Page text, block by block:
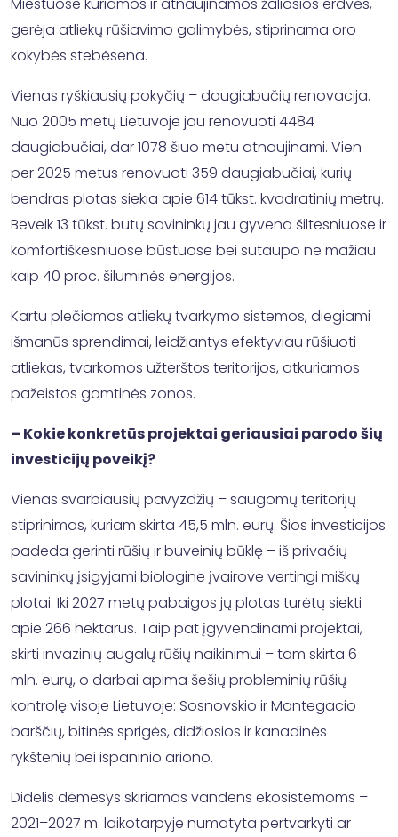
gerėja atliekų rūšiavimo galimybės, stiprinama oro
kokybės stebėsena.
Vienas ryškiausių pokyčių – daugiabučių renovacija.
Nuo 2005 metų Lietuvoje jau renovuoti 4484
daugiabučiai, dar 1078 šiuo metu atnaujinami. Vien
per 2025 metus renovuoti 359 daugiabučiai, kurių
bendras plotas siekia apie 614 tūkst. kvadratinių metrų.
Beveik 13 tūkst. butų savininkų jau gyvena šiltesniuose ir
komfortiškesniuose būstuose bei sutaupo ne mažiau
kaip 40 proc. šiluminės energijos.
Kartu plečiamos atliekų tvarkymo sistemos, diegiami
išmanūs sprendimai, leidžiantys efektyviau rūšiuoti
atliekas, tvarkomos užterštos teritorijos, atkuriamos
pažeistos gamtinės zonos.
– Kokie konkretūs projektai geriausiai parodo šių
investicijų poveikį?
Vienas svarbiausių pavyzdžių – saugomų teritorijų
stiprinimas, kuriam skirta 45,5 mln. eurų. Šios investicijos
padeda gerinti rūšių ir buveinių būklę – iš privačių
savininkų įsigyjami biologine įvairove vertingi miškų
plotai. Iki 2027 metų pabaigos jų plotas turėtų siekti
apie 266 hektarus. Taip pat įgyvendinami projektai,
skirti invazinių augalų rūšių naikinimui – tam skirta 6
mln. eurų, o darbai apima šešių probleminių rūšių
kontrolę visoje Lietuvoje: Sosnovskio ir Mantegacio
barščių, bitinės sprigės, didžiosios ir kanadinės
rykštenių bei ispaninio ariono.
Didelis dėmesys skiriamas vandens ekosistemoms –
2021–2027 m. laikotarpyje numatyta pertvarkyti ar